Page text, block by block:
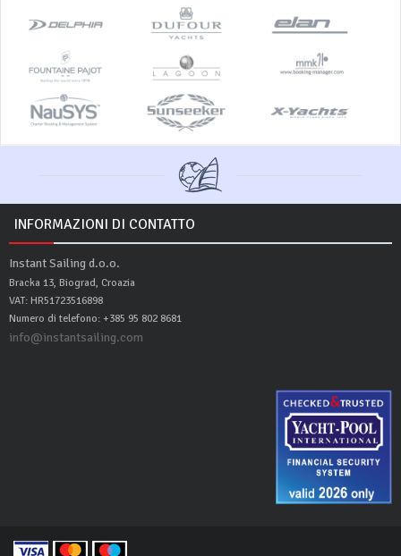
INFORMAZIONI DI CONTATTO
Instant Sailing d.o.o.
Bracka 13, Biograd, Croazia
VAT: HR51723516898
Numero di telefono: +385 95 802 8681
info@instantsailing.com